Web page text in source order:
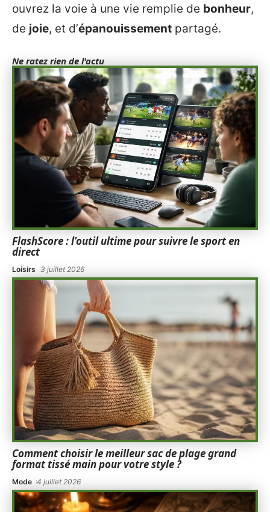
ouvrez la voie à une vie remplie de bonheur,
de joie, et d’épanouissement partagé.
Ne ratez rien de l'actu
FlashScore : l’outil ultime pour suivre le sport en
direct
Loisirs 3 juillet 2026
Comment choisir le meilleur sac de plage grand
format tissé main pour votre style ?
Mode 4 juillet 2026